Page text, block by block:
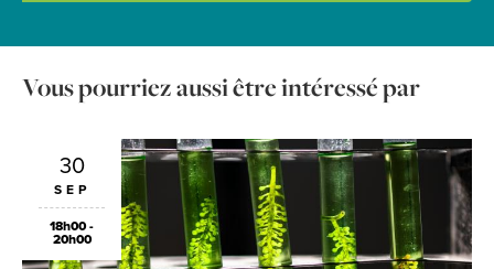
Vous pourriez aussi être intéressé par
30
SEP
18h00 -
20h00